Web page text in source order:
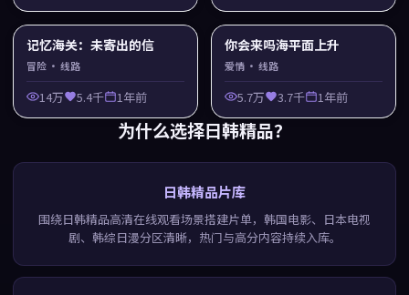
记忆海关：未寄出的信
冒险 · 线路
14万 5.4千 1年前
你会来吗海平面上升
爱情 · 线路
5.7万 3.7千 1年前
为什么选择日韩精品？
日韩精品片库
围绕日韩精品高清在线观看场景搭建片单，韩国电影、日本电视
剧、韩综日漫分区清晰，热门与高分内容持续入库。